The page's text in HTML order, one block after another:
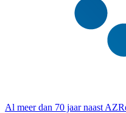
Al meer dan 70 jaar naast AZ